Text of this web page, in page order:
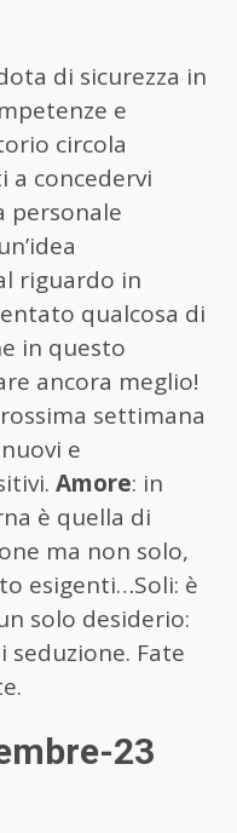
di sicurezza in
e
circola
a concedervi
personale
riguardo in
qualcosa di
in questo
ancora meglio!
settimana
e
Amore: in
è quella di
ma non solo,
esigenti…Soli: è
solo desiderio:
Fate
23